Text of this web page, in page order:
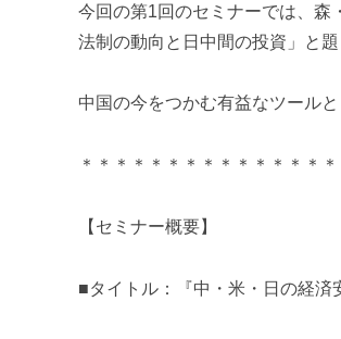
i
今回の第1回のセミナーでは、森
法制の動向と日中間の投資」と
中国の今をつかむ有益なツール
＊＊＊＊＊＊＊＊＊＊＊＊＊＊
【セミナー概要】
■タイトル：『中・米・日の経済